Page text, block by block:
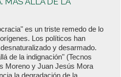
es un triste remedo de lo
Los políticos han
y desarmado.
de la indignación" (Tecnos
Moreno y Juan Jesús Mora